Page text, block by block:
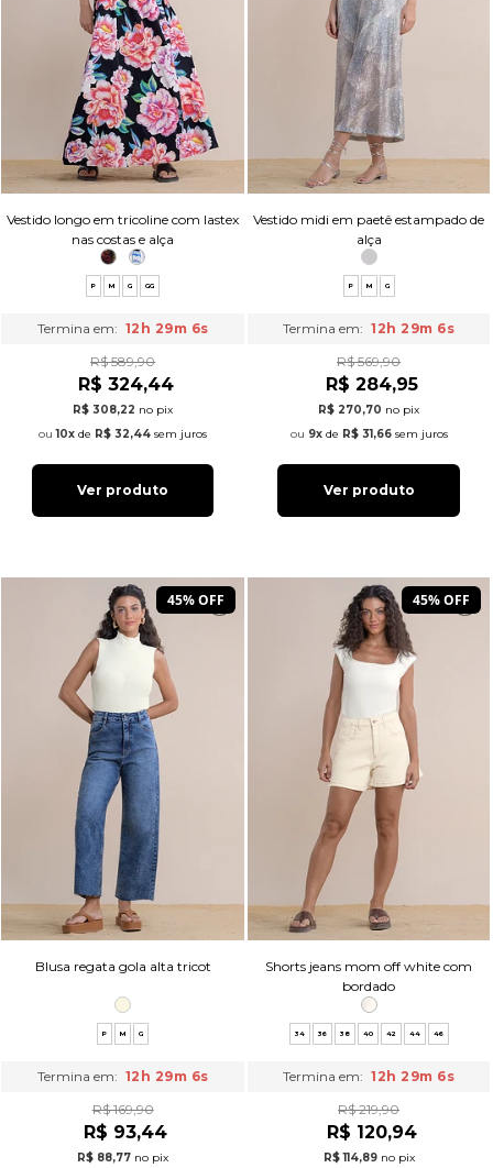
Vestido longo em tricoline com lastex
nas costas e alça
P M G GG
Termina em: 12h 29m 5s
R$ 589,90
R$ 324,44
R$ 308,22 no pix
10x de R$ 32,44 sem juros
Ver produto
Vestido midi em paetê estampado de
alça
P M G
Termina em: 12h 29m 5s
R$ 569,90
R$ 284,95
R$ 270,70 no pix
9xde R$ 31,66sem juros
Ver produto
45% OFF
Blusa regata gola alta tricot
P M G
Termina em: 12h 29m 5s
R$ 169,90
R$ 93,44
R$ 88,77 no pix
45% OFF
Shorts jeans mom off white com
bordado
34 36 38 40 42 44 46
Termina em: 12h 29m 5s
R$ 219,90
R$ 120,94
R$ 114,89 no pix